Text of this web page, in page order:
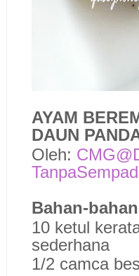
AYAM
DAUN
Oleh:
Bahan-
10 ketul
sederhana
1/2 camca